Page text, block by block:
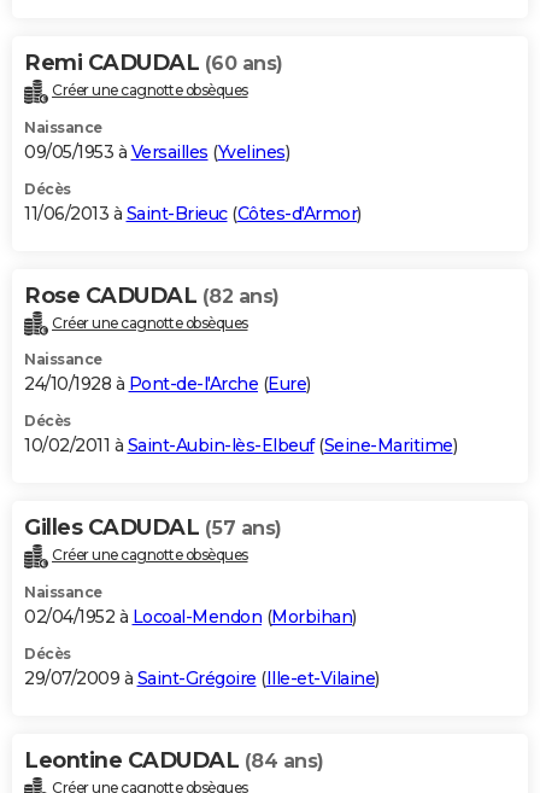
Remi CADUDAL (60 ans)
Créer une cagnotte obsèques
Naissance
09/05/1953 à Versailles (Yvelines)
Décès
11/06/2013 à Saint-Brieuc(Côtes-d'Armor)
Rose CADUDAL (82 ans)
Créer une cagnotte obsèques
Naissance
24/10/1928 à Pont-de-l'Arche (Eure)
Décès
10/02/2011 à Saint-Aubin-lès-Elbeuf(Seine-Maritime)
Gilles CADUDAL (57 ans)
Créer une cagnotte obsèques
Naissance
02/04/1952 à Locoal-Mendon (Morbihan)
Décès
29/07/2009 à Saint-Grégoire (Ille-et-Vilaine)
Leontine CADUDAL (84 ans)
Créer une cagnotte obsèques